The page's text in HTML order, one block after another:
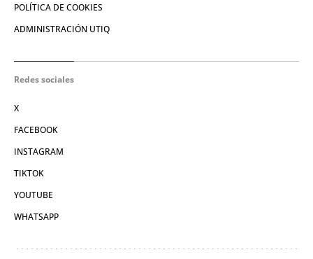
POLÍTICA DE COOKIES
ADMINISTRACIÓN UTIQ
Redes sociales
X
FACEBOOK
INSTAGRAM
TIKTOK
YOUTUBE
WHATSAPP